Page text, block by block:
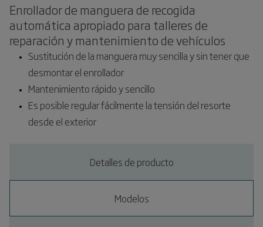
Enrollador de manguera de recogida
automática apropiado para talleres de
reparación y mantenimiento de vehículos
Sustitución de la manguera muy sencilla y sin tener que
desmontar el enrollador
Mantenimiento rápido y sencillo
Es posible regular fácilmente la tensión del resorte
desde el exterior
Detalles de producto
Modelos